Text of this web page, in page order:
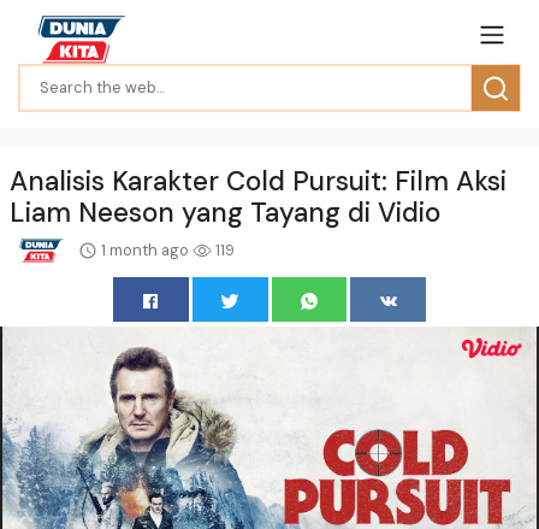
Analisis Karakter Cold Pursuit: Film Aksi
Liam Neeson yang Tayang di Vidio
1 month ago 119